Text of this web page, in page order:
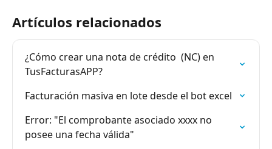
Artículos relacionados
¿Cómo crear una nota de crédito  (NC) en
TusFacturasAPP?
Facturación masiva en lote desde el bot excel
Error: "El comprobante asociado xxxx no
posee una fecha válida"